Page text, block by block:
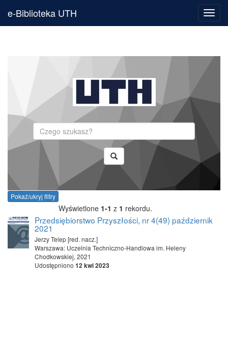
e-Biblioteka UTH
Pokaż/ukryj filtry
Wyświetlone 1-1 z 1 rekordu.
Przedsiębiorstwo Przyszłości, nr 4(49) październik
2021
Jerzy Telep [red. nacz.]
Warszawa: Uczelnia Techniczno-Handlowa im. Heleny
Chodkowskiej, 2021
Udostępniono 12 kwi 2023